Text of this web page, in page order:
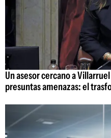
Un asesor cercano a
presuntas amenazas: el